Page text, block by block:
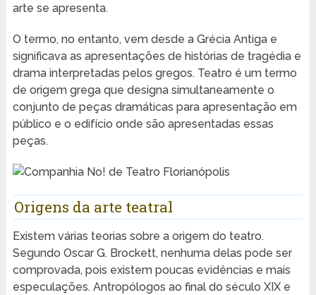
arte se apresenta.
O termo, no entanto, vem desde a Grécia Antiga e
significava as apresentações de histórias de tragédia e
drama interpretadas pelos gregos. Teatro é um termo
de origem grega que designa simultaneamente o
conjunto de peças dramáticas para apresentação em
público e o edifício onde são apresentadas essas
peças.
Origens da arte teatral
Existem várias teorias sobre a origem do teatro.
Segundo Oscar G. Brockett, nenhuma delas pode ser
comprovada, pois existem poucas evidências e mais
especulações. Antropólogos ao final do século XIX e